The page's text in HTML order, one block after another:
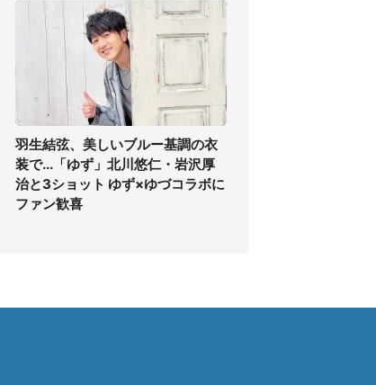
羽生結弦、美しいブルー基調の衣
装で...「ゆず」北川悠仁・岩沢厚
治と3ショット ゆず×ゆづコラボに
ファン歓喜